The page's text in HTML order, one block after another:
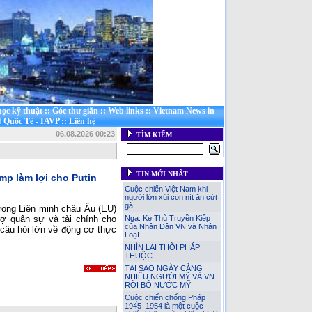
kỹ thuật::Góc thư giãn::Web links::Vietnam News in
Tế - IAVP::Liên hệ
06.08.2026 00:23
làm lợi cho Putin
Liên minh châu Âu (EU)
quân sự và tài chính cho
hỏi lớn về động cơ thực
TÌM KIẾM
TIN MỚI NHẤT
Cuộc chiến Việt Nam khi
người lớn xúi con nít ăn cứt
gà!
Nga: Ke Thù Truyền Kiếp
của Nhân Dân VN và Nhân
LoạI
NHÌN LẠI THỜI PHÁP
THUỘC
TẠI SAO NGÀY CÀNG
NHIỀU NGƯỜI MỸ VÀ VN
RỜI BỎ NƯỚC MỸ
Cuộc chiến chống Pháp
1945–1954 là một cuộc